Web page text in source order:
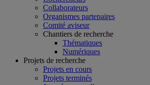
Collaborateurs
Organismes partenaires
Comité aviseur
Chantiers de recherche
Thématiques
Numériques
Projets de recherche
Projets en cours
Projets terminés